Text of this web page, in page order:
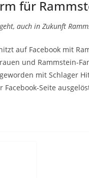
für
auch in Zukunft
auf Facebook mit
und Rammstein-
mit Schlager
Seite